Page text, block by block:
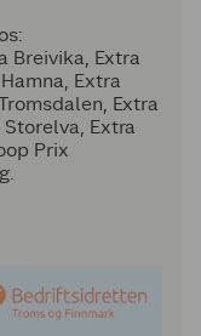
Breivika, Extra
Extra
Extra
Extra
Prix